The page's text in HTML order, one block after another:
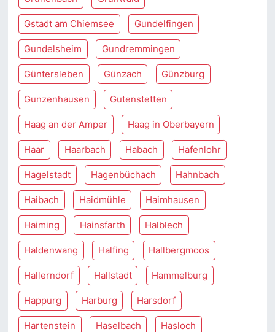
Gstadt am Chiemsee Gundelfingen
Gundelsheim Gundremmingen
Güntersleben Günzach Günzburg
Gunzenhausen Gutenstetten
Haag an der Amper Haag in Oberbayern
Haar Haarbach Habach Hafenlohr
Hagelstadt Hagenbüchach Hahnbach
Haibach Haidmühle Haimhausen
Haiming Hainsfarth Halblech
Haldenwang Halfing Hallbergmoos
Hallerndorf Hallstadt Hammelburg
Happurg Harburg Harsdorf
Hartenstein Haselbach Hasloch